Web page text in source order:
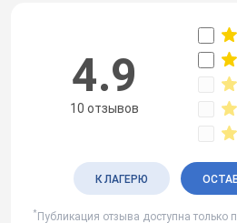
4.9
10 отзывов
К ЛАГЕРЮ
* Публикация отзыва доступна только